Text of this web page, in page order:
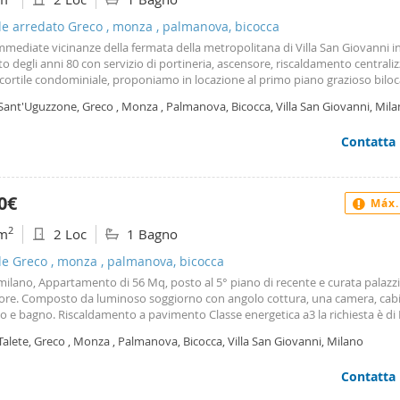
Lilla m5 - Bignami - 1,3 km Fermata Treno Milano Greco Pirelli - 1,5 km
Tram n. 7 - 650 m Fermata Pullman nm1 e 51 - 650 m Università Bicocca e
- 1,7 km Bicocca Village - 1,3 km Per qualsiasi informazione: Puntocasa
866. 20
arredato Greco , monza , palmanova, bicocca
vicinanze della fermata della metropolitana di Villa San Giovanni in
degli anni 80 con servizio di portineria, ascensore, riscaldamento
condominiale, proponiamo in locazione al primo piano grazioso
L'appartamento è completamente arredato, disponibile da luglio
dimostrabili. Per ulteriori informazioni o appuntamenti per visionare
Greco , Monza , Palmanova, Bicocca, Villa San Giovanni,
Contatta
2 2 Loc 1 Bagno
Greco , monza , palmanova, bicocca
Appartamento di 56 Mq, posto al 5° piano di recente e curata
Composto da luminoso soggiorno con angolo cottura, una camera,
e bagno. Riscaldamento a pavimento Classe energetica a3 la richiesta è di
vicinanza di Viale Monza, a pochi passi dalla fermata mm1 Turro e della
o coppie in cerca di qualità e funzionalità in una posizione strategica
Greco , Monza , Palmanova, Bicocca, Villa San Giovanni, Milano
Contatta